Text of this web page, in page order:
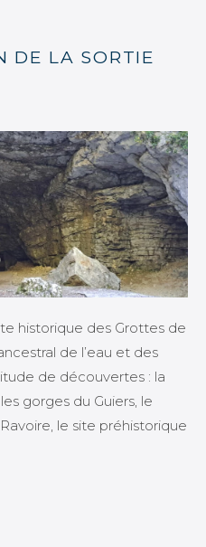
DE LA SORTIE
historique des Grottes de
de l’eau et des
de découvertes : la
gorges du Guiers, le
le site préhistorique